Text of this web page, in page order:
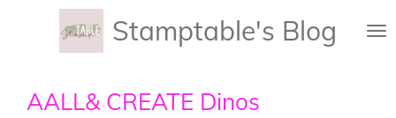
hoofdinhoud
Stamptable's Blog
AALL& CREATE Dinos